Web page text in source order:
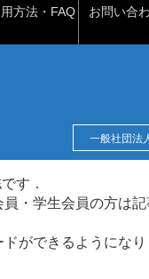
方法・FAQ お問い合
一般社団法
す．
・学生会員の方は
ができるようになり